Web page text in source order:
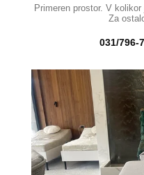
Primeren prostor. V
Za
031/796-